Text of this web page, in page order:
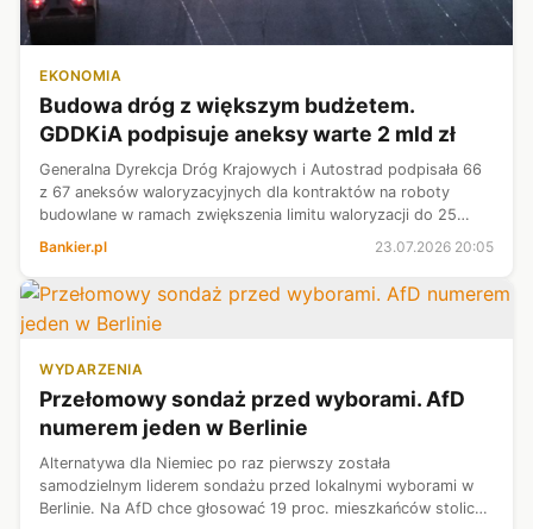
EKONOMIA
Budowa dróg z większym budżetem.
GDDKiA podpisuje aneksy warte 2 mld zł
Generalna Dyrekcja Dróg Krajowych i Autostrad podpisała 66
z 67 aneksów waloryzacyjnych dla kontraktów na roboty
budowlane w ramach zwiększenia limitu waloryzacji do 25
- poinformowała ...
Bankier.pl 23.07.2026 20:05
WYDARZENIA
Przełomowy sondaż przed wyborami. AfD
numerem jeden w Berlinie
Alternatywa dla Niemiec po raz pierwszy została
samodzielnym liderem sondażu przed lokalnymi wyborami w
Berlinie. Na AfD chce głosować 19 proc. mieszkańców stolicy,